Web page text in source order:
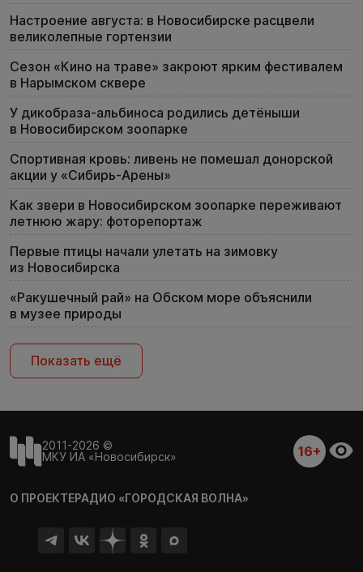
Настроение августа: в Новосибирске расцвели
великолепные гортензии
Сезон «Кино на траве» закроют ярким фестивалем
в Нарымском сквере
У дикобраза-альбиноса родились детёныши
в Новосибирском зоопарке
Спортивная кровь: ливень не помешал донорской
акции у «Сибирь-Арены»
Как звери в Новосибирском зоопарке переживают
летнюю жару: фоторепортаж
Первые птицы начали улетать на зимовку
из Новосибирска
«Ракушечный рай» на Обском море объяснили
в музее природы
Показать ещё
2011-2026 ©
МКУ ИА «Новосибирск»
16+
О ПРОЕКТЕРАДИО «ГОРОДСКАЯ ВОЛНА»